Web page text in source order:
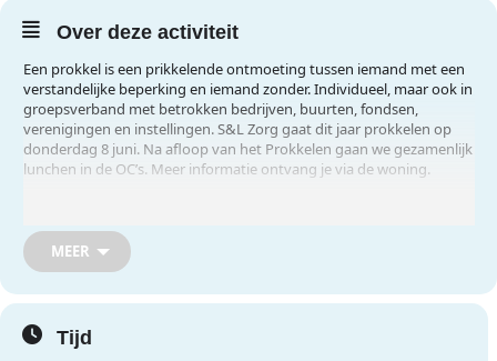
Over deze activiteit
Een prokkel is een prikkelende ontmoeting tussen iemand met een
verstandelijke beperking en iemand zonder. Individueel, maar ook in
groepsverband met betrokken bedrijven, buurten, fondsen,
verenigingen en instellingen. S&L Zorg gaat dit jaar prokkelen op
donderdag 8 juni. Na afloop van het Prokkelen gaan we gezamenlijk
lunchen in de OC’s. Meer informatie ontvang je via de woning.
MEER
Tijd